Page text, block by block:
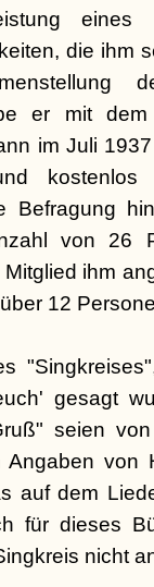
eines
die ihm
er mit
im Juli
Befragung
von 26
ihm
12
gesagt
seien
von
auf dem
für dieses
nicht